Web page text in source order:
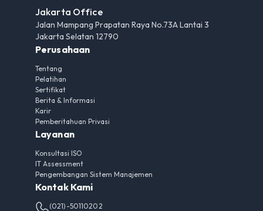
Jakarta Office
Jalan Mampang Prapatan Raya No.73A Lantai 3
Jakarta Selatan 12790
Perusahaan
Tentang
Pelatihan
Sertifikat
Berita & Informasi
Karir
Pemberitahuan Privasi
Layanan
Konsultasi ISO
IT Assessment
Pengembangan Sistem Manajemen
Kontak Kami
(021)-50110202